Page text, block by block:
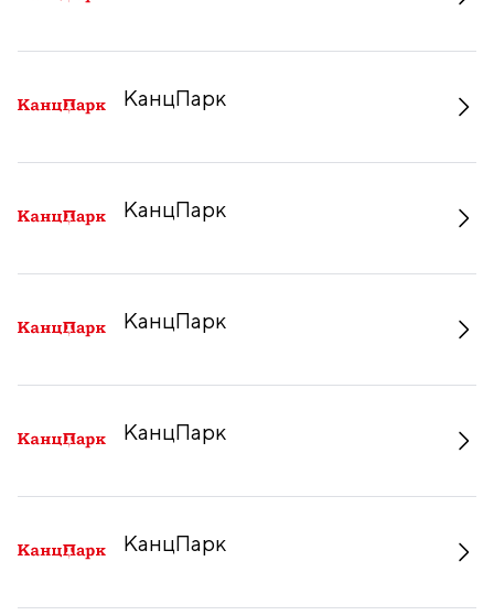
КанцПарк
КанцПарк
КанцПарк
КанцПарк
КанцПарк